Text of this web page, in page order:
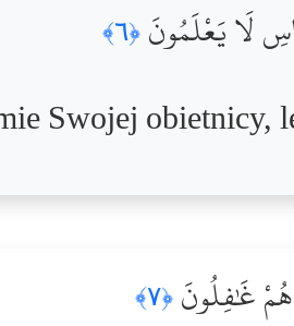
لَا يَعْلَمُونَ ﴿٦﴾
Swojej obietnicy,
هُمْ غَٰفِلُونَ ﴿٧﴾